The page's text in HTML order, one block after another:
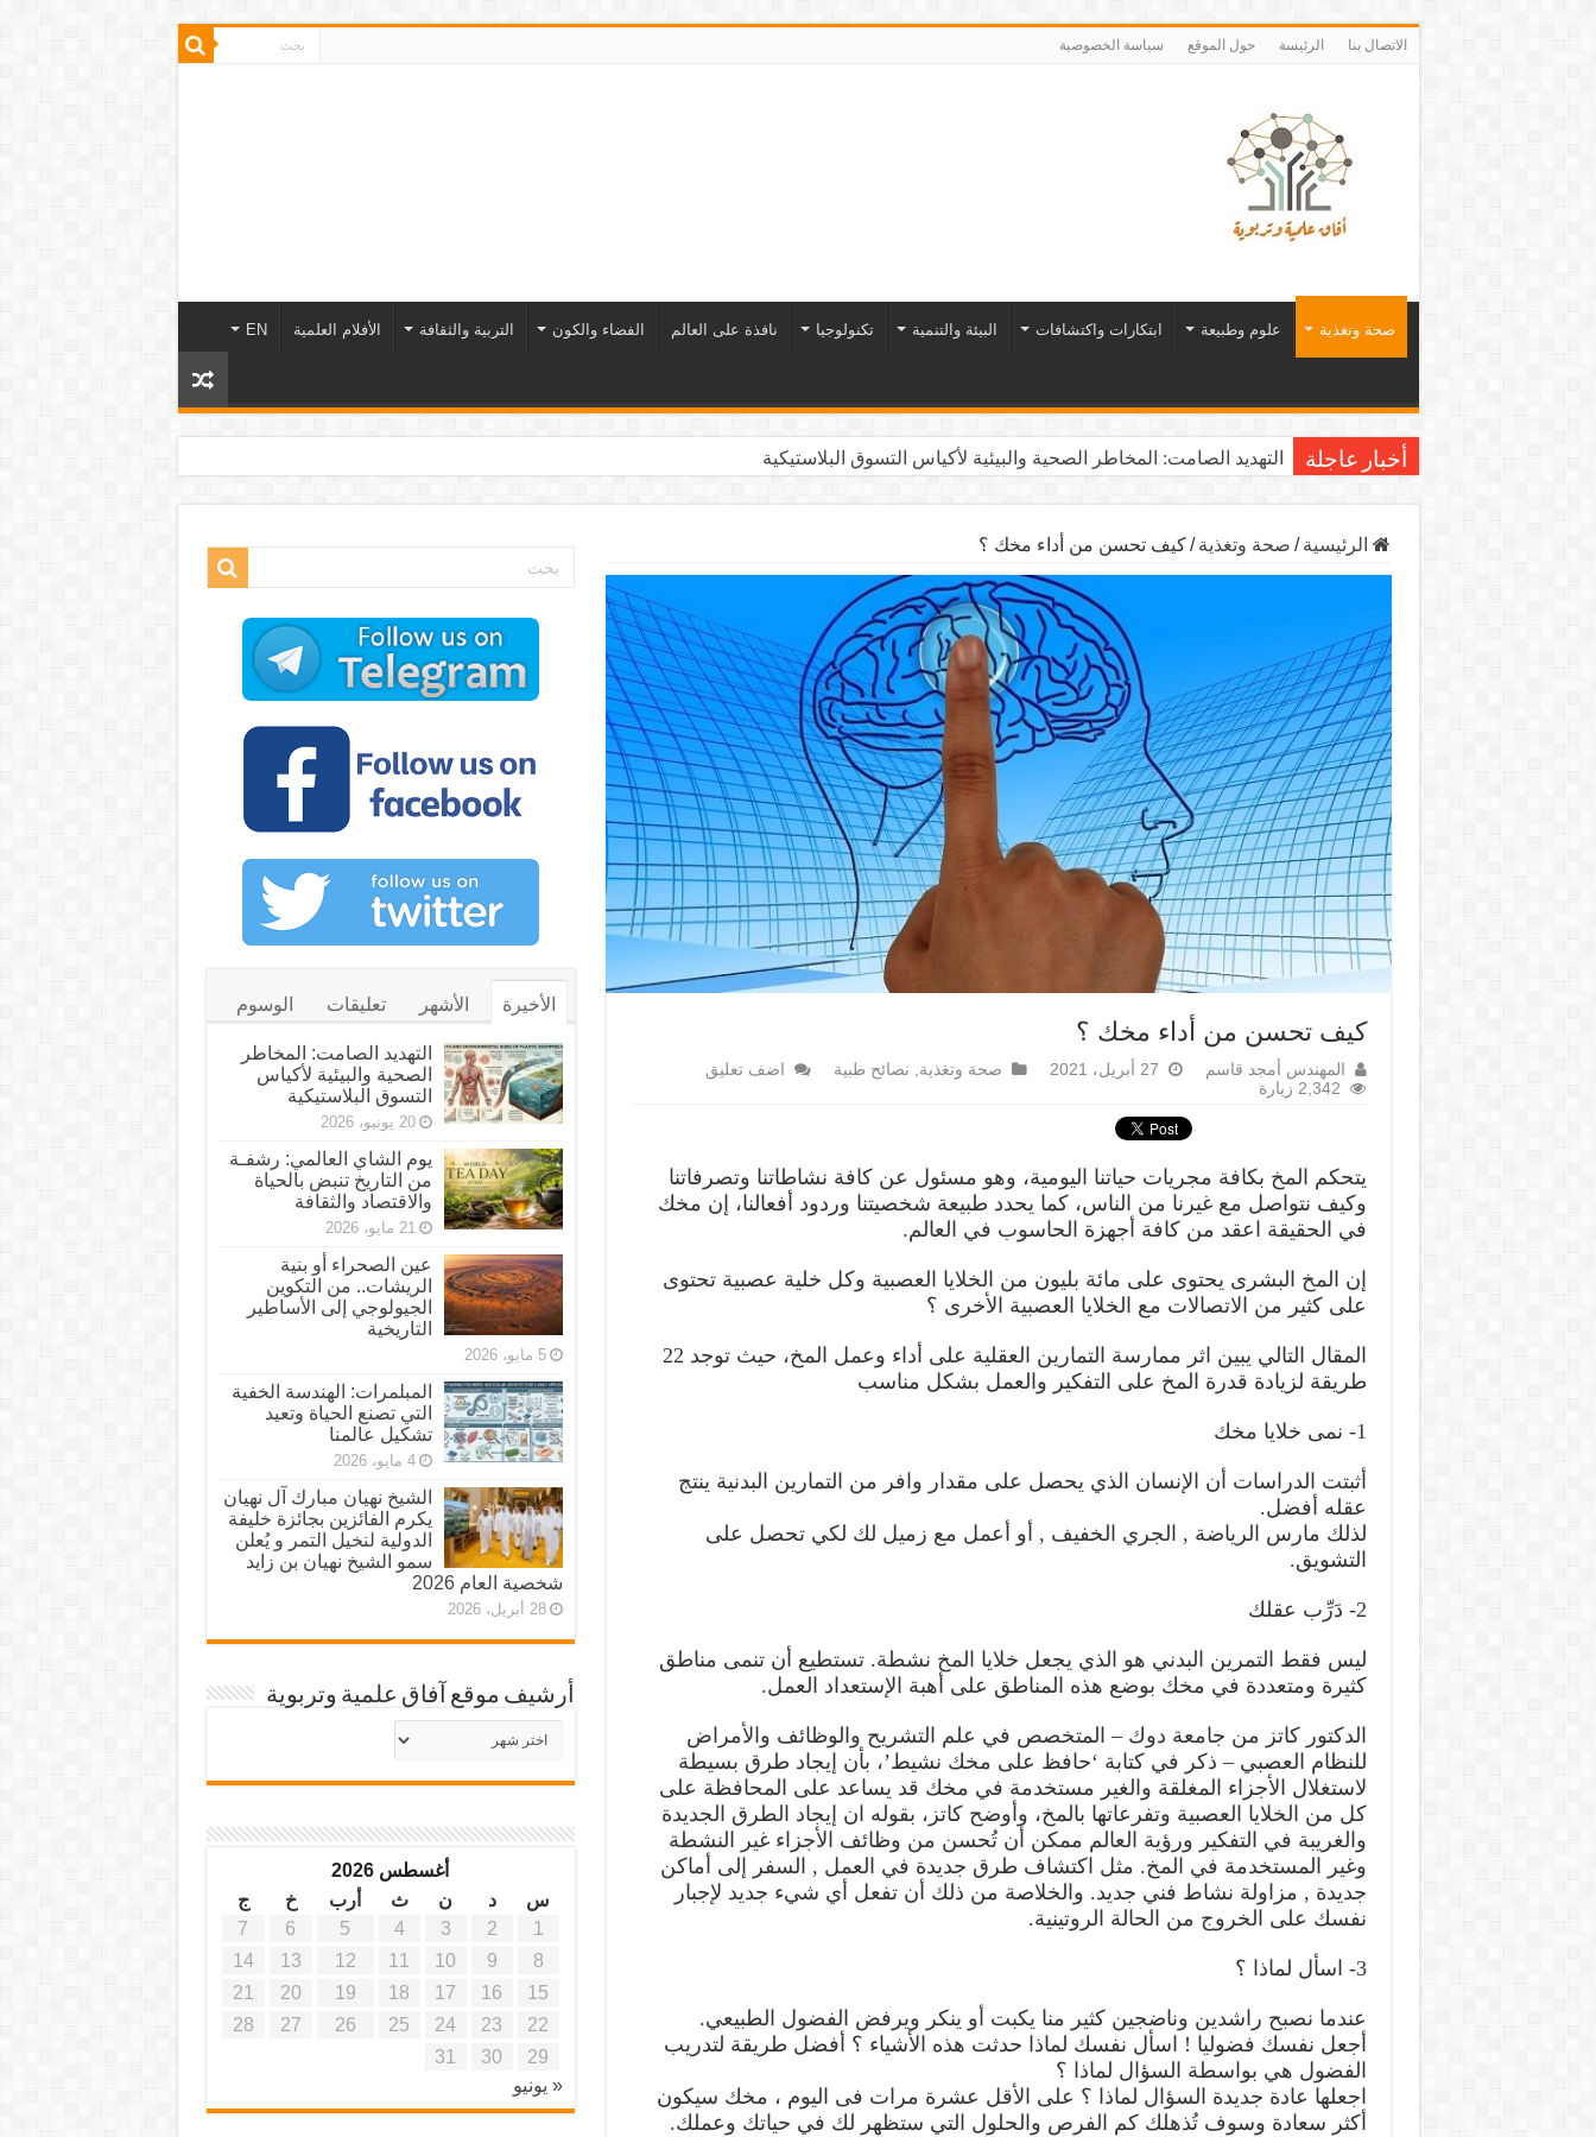
الاتصال بنا الرئيسة حول الموقع سياسة الخصوصية
صحة وتغذية علوم وطبيعة ابتكارات واكتشافات البيئة والتنمية تكنولوجيا نافذة على العالم الفضاء والكون التربية والثقافة الأفلام العلمية EN
أخبار عاجلة التهديد الصامت: المخاطر الصحية والبيئية لأكياس التسوق البلاستيكية
الرئيسية / صحة وتغذية / كيف تحسن من أداء مخك ؟
كيف تحسن من أداء مخك ؟
المهندس أمجد قاسم 27 أبريل، 2021 صحة وتغذية, نصائح طبية
اضف تعليق
2,342 زيارة
يتحكم المخ بكافة مجريات حياتنا اليومية، وهو مسئول عن كافة نشاطاتنا وتصرفاتنا
وكيف نتواصل مع غيرنا من الناس، كما يحدد طبيعة شخصيتنا وردود أفعالنا، إن مخك
في الحقيقة اعقد من كافة أجهزة الحاسوب في العالم.
إن المخ البشرى يحتوى على مائة بليون من الخلايا العصبية وكل خلية عصبية تحتوى
على كثير من الاتصالات مع الخلايا العصبية الأخرى ؟
المقال التالي يبين اثر ممارسة التمارين العقلية على أداء وعمل المخ، حيث توجد 22
طريقة لزيادة قدرة المخ على التفكير والعمل بشكل مناسب
1- نمى خلايا مخك
أثبتت الدراسات أن الإنسان الذي يحصل على مقدار وافر من التمارين البدنية ينتج
عقله أفضل.
لذلك مارس الرياضة , الجري الخفيف , أو أعمل مع زميل لك لكي تحصل على
التشويق.
2- دَرِّب عقلك
ليس فقط التمرين البدني هو الذي يجعل خلايا المخ نشطة. تستطيع أن تنمى مناطق
كثيرة ومتعددة في مخك بوضع هذه المناطق على أهبة الإستعداد العمل.
الدكتور كاتز من جامعة دوك – المتخصص في علم التشريح والوظائف والأمراض
للنظام العصبي – ذكر في كتابة ‘حافظ على مخك نشيط’، بأن إيجاد طرق بسيطة
لاستغلال الأجزاء المغلقة والغير مستخدمة في مخك قد يساعد على المحافظة على
كل من الخلايا العصبية وتفرعاتها بالمخ، وأوضح كاتز، بقوله ان إيجاد الطرق الجديدة
والغريبة في التفكير ورؤية العالم ممكن أن تُحسن من وظائف الأجزاء غير النشطة
وغير المستخدمة في المخ. مثل اكتشاف طرق جديدة في العمل , السفر إلى أماكن
جديدة , مزاولة نشاط فني جديد. والخلاصة من ذلك أن تفعل أي شيء جديد لإجبار
نفسك على الخروج من الحالة الروتينية.
3- اسأل لماذا ؟
عندما نصبح راشدين وناضجين كثير منا يكبت أو ينكر ويرفض الفضول الطبيعي.
أجعل نفسك فضوليا ! اسأل نفسك لماذا حدثت هذه الأشياء ؟ أفضل طريقة لتدريب
الفضول هي بواسطة السؤال لماذا ؟
اجعلها عادة جديدة السؤال لماذا ؟ على الأقل عشرة مرات فى اليوم ، مخك سيكون
أكثر سعادة وسوف تُذهلك كم الفرص والحلول التي ستظهر لك في حياتك وعملك.
الأخيرة الأشهر تعليقات الوسوم
التهديد الصامت: المخاطر
الصحية والبيئية لأكياس
التسوق البلاستيكية
20 يونيو، 2026
يوم الشاي العالمي: رشفـة
من التاريخ تنبض بالحياة
والاقتصاد والثقافة
21 مايو، 2026
عين الصحراء أو بنية
الريشات.. من التكوين
الجيولوجي إلى الأساطير
التاريخية
5 مايو، 2026
المبلمرات: الهندسة الخفية
التي تصنع الحياة وتعيد
تشكيل عالمنا
4 مايو، 2026
الشيخ نهيان مبارك آل نهيان
يكرم الفائزين بجائزة خليفة
الدولية لنخيل التمر و يُعلن
سمو الشيخ نهيان بن زايد
شخصية العام 2026
28 أبريل، 2026
أرشيف موقع آفاق علمية وتربوية
أرشيف
موقع
أغسطس 2026
س
د ن ث أرب خ
ج
1
2
3
4
5
6
7
8
9
10
11
12
13
14
15
16
17
18
19
20
21
22
23
24
25
26
27
28
29
30
31
« يونيو